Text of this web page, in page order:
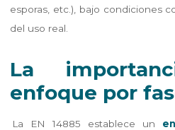
esporas, etc.), bajo condiciones
del uso real.
La
enfoque por
La EN 14885 establece un